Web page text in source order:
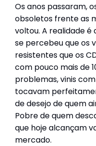
Os anos passaram,
obsoletos frente as
voltou. A realidade é
se percebeu que os
resistentes que os
com pouco mais de
problemas, vinis
tocavam
de desejo de quem
Pobre de quem
que hoje alcançam
mercado.